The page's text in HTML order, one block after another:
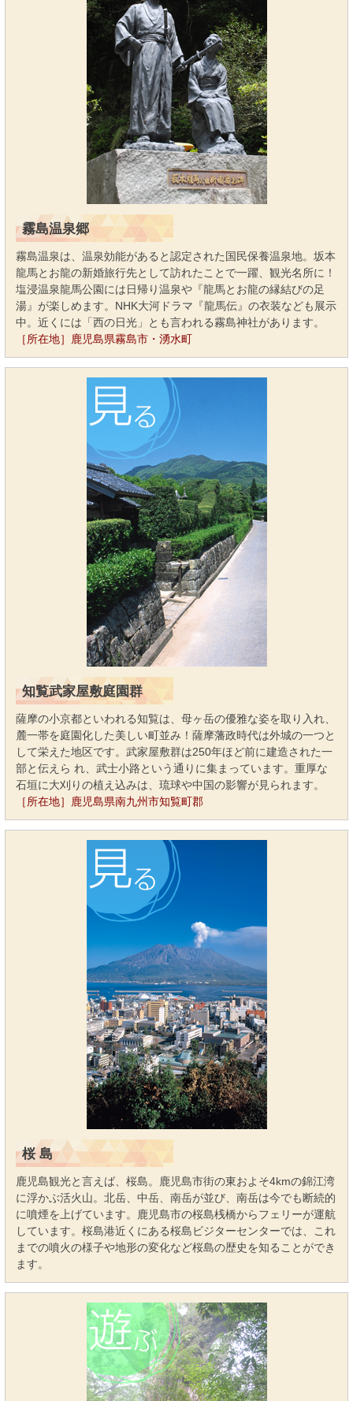
霧島温泉郷
霧島温泉は、温泉効能があると認定された国民保養温泉地。坂本
龍馬とお龍の新婚旅行先として訪れたことで一躍、観光名所に！
塩浸温泉龍馬公園には日帰り温泉や『龍馬とお龍の縁結びの足
湯』が楽しめます。NHK大河ドラマ『龍馬伝』の衣装なども展示
中。近くには「西の日光」とも言われる霧島神社があります。
［所在地］鹿児島県霧島市・湧水町
知覧武家屋敷庭園群
薩摩の小京都といわれる知覧は、母ヶ岳の優雅な姿を取り入れ、
麓一帯を庭園化した美しい町並み！薩摩藩政時代は外城の一つと
して栄えた地区です。武家屋敷群は250年ほど前に建造された一
部と伝えら れ、武士小路という通りに集まっています。重厚な
石垣に大刈りの植え込みは、琉球や中国の影響が見られます。
［所在地］鹿児島県南九州市知覧町郡
桜 島
鹿児島観光と言えば、桜島。鹿児島市街の東およそ4kmの錦江湾
に浮かぶ活火山。北岳、中岳、南岳が並び、南岳は今でも断続的
に噴煙を上げています。鹿児島市の桜島桟橋からフェリーが運航
しています。桜島港近くにある桜島ビジターセンターでは、これ
までの噴火の様子や地形の変化など桜島の歴史を知ることができ
ます。